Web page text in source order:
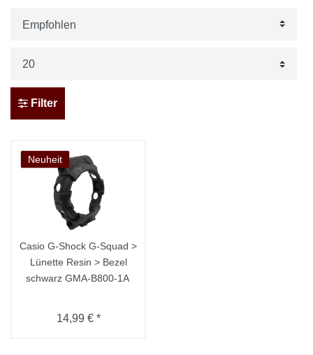
Filter
Neuheit
Casio G-Shock G-Squad >
Lünette Resin > Bezel
schwarz GMA-B800-1A
14,99 € *